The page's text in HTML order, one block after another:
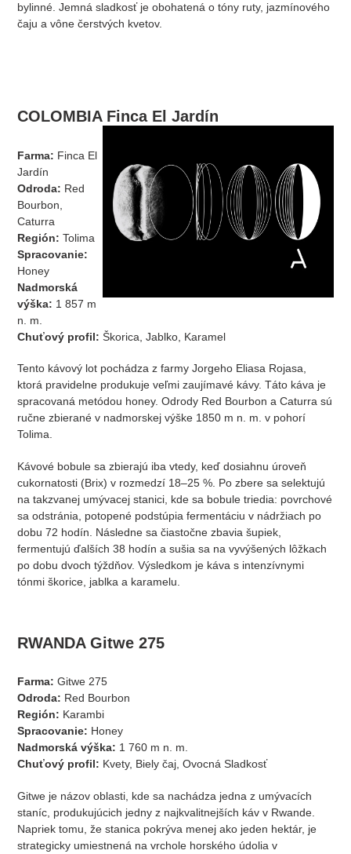
bylinné. Jemná sladkosť je obohatená o tóny ruty, jazmínového
čaju a vône čerstvých kvetov.
COLOMBIA Finca El Jardín
Farma: Finca El
Jardín
Odroda: Red
Bourbon,
Caturra
Región: Tolima
Spracovanie:
Honey
Nadmorská
výška: 1 857 m
n. m.
Chuťový profil: Škorica, Jablko, Karamel
Tento kávový lot pochádza z farmy Jorgeho Eliasa Rojasa,
ktorá pravidelne produkuje veľmi zaujímavé kávy. Táto káva je
spracovaná metódou honey. Odrody Red Bourbon a Caturra sú
ručne zbierané v nadmorskej výške 1850 m n. m. v pohorí
Tolima.
Kávové bobule sa zbierajú iba vtedy, keď dosiahnu úroveň
cukornatosti (Brix) v rozmedzí 18–25 %. Po zbere sa selektujú
na takzvanej umývacej stanici, kde sa bobule triedia: povrchové
sa odstránia, potopené podstúpia fermentáciu v nádržiach po
dobu 72 hodín. Následne sa čiastočne zbavia šupiek,
fermentujú ďalších 38 hodín a sušia sa na vyvýšených lôžkach
po dobu dvoch týždňov. Výsledkom je káva s intenzívnymi
tónmi škorice, jablka a karamelu.
RWANDA Gitwe 275
Farma: Gitwe 275
Odroda: Red Bourbon
Región: Karambi
Spracovanie: Honey
Nadmorská výška: 1 760 m n. m.
Chuťový profil: Kvety, Biely čaj, Ovocná Sladkosť
Gitwe je názov oblasti, kde sa nachádza jedna z umývacích
staníc, produkujúcich jedny z najkvalitnejších káv v Rwande.
Napriek tomu, že stanica pokrýva menej ako jeden hektár, je
strategicky umiestnená na vrchole horského údolia v